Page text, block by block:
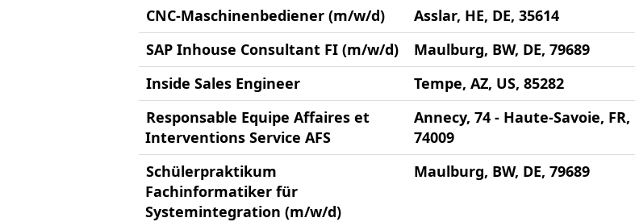
CNC-Maschinenbediener (m/w/d) Asslar, HE, DE, 35614
SAP Inhouse Consultant FI (m/w/d)
Maulburg, BW, DE, 79689
Inside Sales Engineer
Tempe, AZ, US, 85282
Responsable Equipe Affaires et
Interventions Service AFS
Annecy, 74 - Haute-Savoie, FR,
74009
Schülerpraktikum
Fachinformatiker für
Systemintegration (m/w/d)
Maulburg, BW, DE, 79689